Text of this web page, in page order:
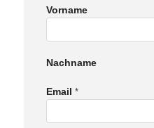
Vorname
Nachname
Email
Name
Email *